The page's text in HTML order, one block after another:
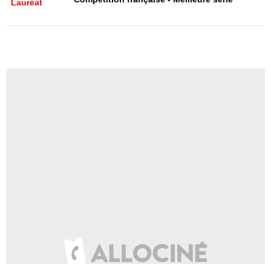
Lauréat